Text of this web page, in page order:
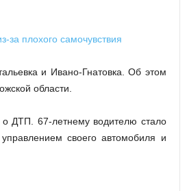
и Ивано-Гнатовка. Об этом
области.
ДТП. 67-летнему водителю стало
своего автомобиля и